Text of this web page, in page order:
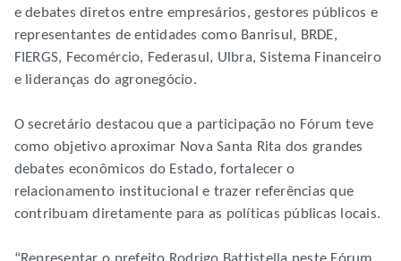
e debates diretos entre empresários, gestores públicos e
representantes de entidades como Banrisul, BRDE,
FIERGS, Fecomércio, Federasul, Ulbra, Sistema Financeiro
e lideranças do agronegócio.
O secretário destacou que a participação no Fórum teve
como objetivo aproximar Nova Santa Rita dos grandes
debates econômicos do Estado, fortalecer o
relacionamento institucional e trazer referências que
contribuam diretamente para as políticas públicas locais.